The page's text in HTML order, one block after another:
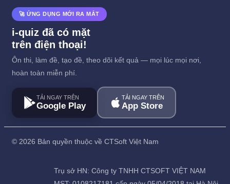
🚀 ỨNG DỤNG MỚI RA MẮT
i-quiz đã có mặt
trên điện thoại!
Ôn thi, làm đề, tạo đề, theo dõi kết quả — mọi lúc mọi nơi,
hoàn toàn miễn phí.
TẢI NGAY TRÊN
Google Play
TẢI NGAY TRÊN
App Store
© 2026 Bản quyền thuộc về CTSoft Việt Nam
Trụ sở HN: Công ty TNHH CTSOFT VIỆT NAM